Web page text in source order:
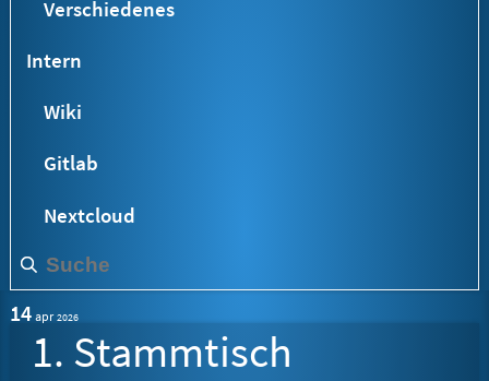
Verschiedenes
Intern
Wiki
Gitlab
Nextcloud
1. Stammtisch
14 apr 2026